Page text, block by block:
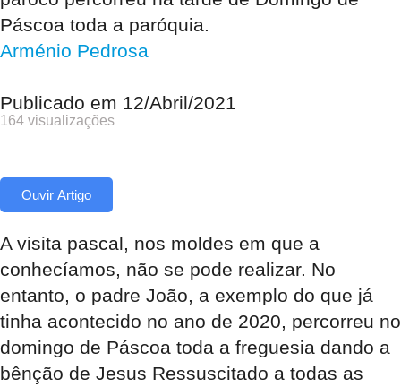
Páscoa toda a paróquia.
Arménio Pedrosa
Publicado em 12/Abril/2021
164 visualizações
Ouvir Artigo
A visita pascal, nos moldes em que a
conhecíamos, não se pode realizar. No
entanto, o padre João, a exemplo do que já
tinha acontecido no ano de 2020, percorreu no
domingo de Páscoa toda a freguesia dando a
bênção de Jesus Ressuscitado a todas as